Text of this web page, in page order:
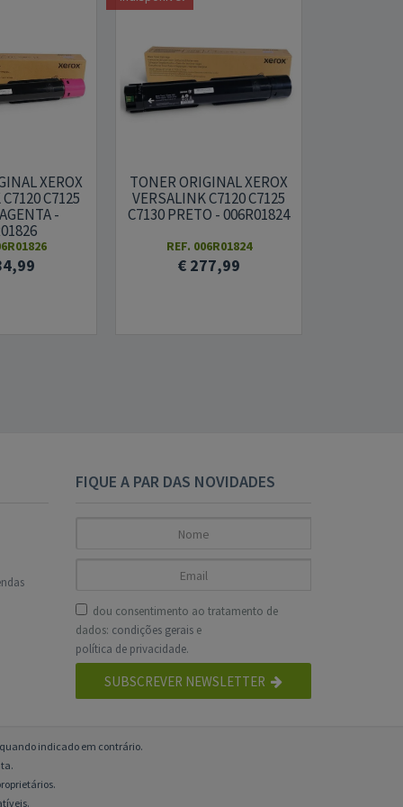
XEROX
C7125
-
TONER ORIGINAL XEROX
VERSALINK C7120 C7125
C7130 PRETO - 006R01824
REF. 006R01824
€ 277,99
FIQUE A PAR DAS NOVIDADES
dou consentimento ao tratamento de
dados: condições geraise
política de privacidade.
SUBSCREVER NEWSLETTER
indicado em contrário.